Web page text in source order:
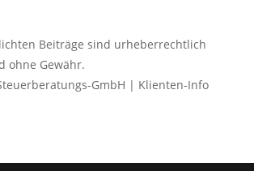
Beiträge sind urheberrechtlich
ohne Gewähr.
GmbH | Klienten-Info